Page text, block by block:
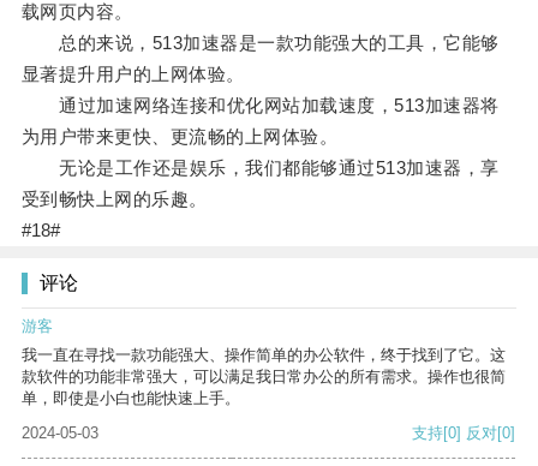
载网页内容。
总的来说，513加速器是一款功能强大的工具，它能够
显著提升用户的上网体验。
通过加速网络连接和优化网站加载速度，513加速器将
为用户带来更快、更流畅的上网体验。
无论是工作还是娱乐，我们都能够通过513加速器，享
受到畅快上网的乐趣。
#18#
评论
游客
我一直在寻找一款功能强大、操作简单的办公软件，终于找到了它。这
款软件的功能非常强大，可以满足我日常办公的所有需求。操作也很简
单，即使是小白也能快速上手。
2024-05-03
支持[0] 反对[0]